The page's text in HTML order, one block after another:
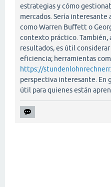
estrategias y cómo
mercados. Sería
como Warren Buffett o
contexto práctico. También,
resultados, es útil
eficiencia; herramientas
https://
perspectiva interesante. En
útil para quienes están